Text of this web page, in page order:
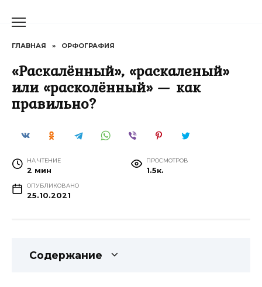
ГЛАВНАЯ » ОРФОГРАФИЯ
«Раскалённый», «раскаленый»
или «расколённый» — как
правильно?
НА ЧТЕНИЕ
2 мин
ПРОСМОТРОВ
1.5к.
ОПУБЛИКОВАНО
25.10.2021
Содержание